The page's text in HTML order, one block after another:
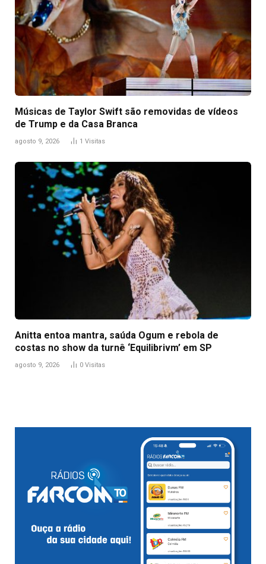
Músicas de Taylor Swift são removidas de vídeos
de Trump e da Casa Branca
agosto 9, 2026 1 Visitas
Anitta entoa mantra, saúda Ogum e rebola de
costas no show da turnê ‘Equilibrivm’ em SP
agosto 9, 2026 0 Visitas